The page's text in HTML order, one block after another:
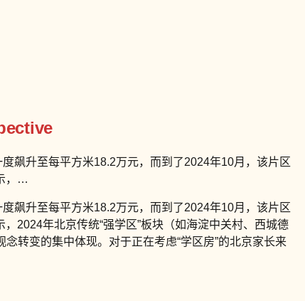
飙升至每平方米18.2万元，而到了2024年10月，该片区
，…
飙升至每平方米18.2万元，而到了2024年10月，该片区
2024年北京传统“强学区”板块（如海淀中关村、西城德
转变的集中体现。对于正在考虑“学区房”的北京家长来